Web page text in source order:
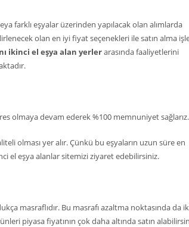
farklı eşyalar üzerinden yapılacak olan alımlarda
olan en iyi fiyat seçenekleri ile satın alma
ikinci el eşya alan yerlerarasında faaliyetlerini
olmaya devam ederek %100 memnuniyet sağlarız.
olması yer alır. Çünkü bu eşyaların uzun süre en
el eşya alanlar sitemizi ziyaret edebilirsiniz.
masraflıdır. Bu masrafı azaltma noktasında da
piyasa fiyatının çok daha altında satın